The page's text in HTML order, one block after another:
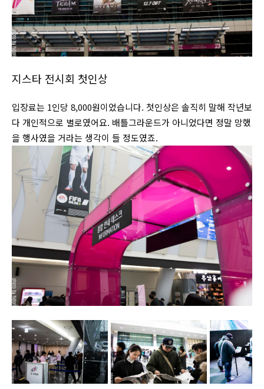
지스타 전시회 첫인상
입장료는 1인당 8,000원이었습니다. 첫인상은 솔직히 말해 작년보
다 개인적으로 별로였어요. 배틀그라운드가 아니었다면 정말 망했
을 행사였을 거라는 생각이 들 정도였죠.